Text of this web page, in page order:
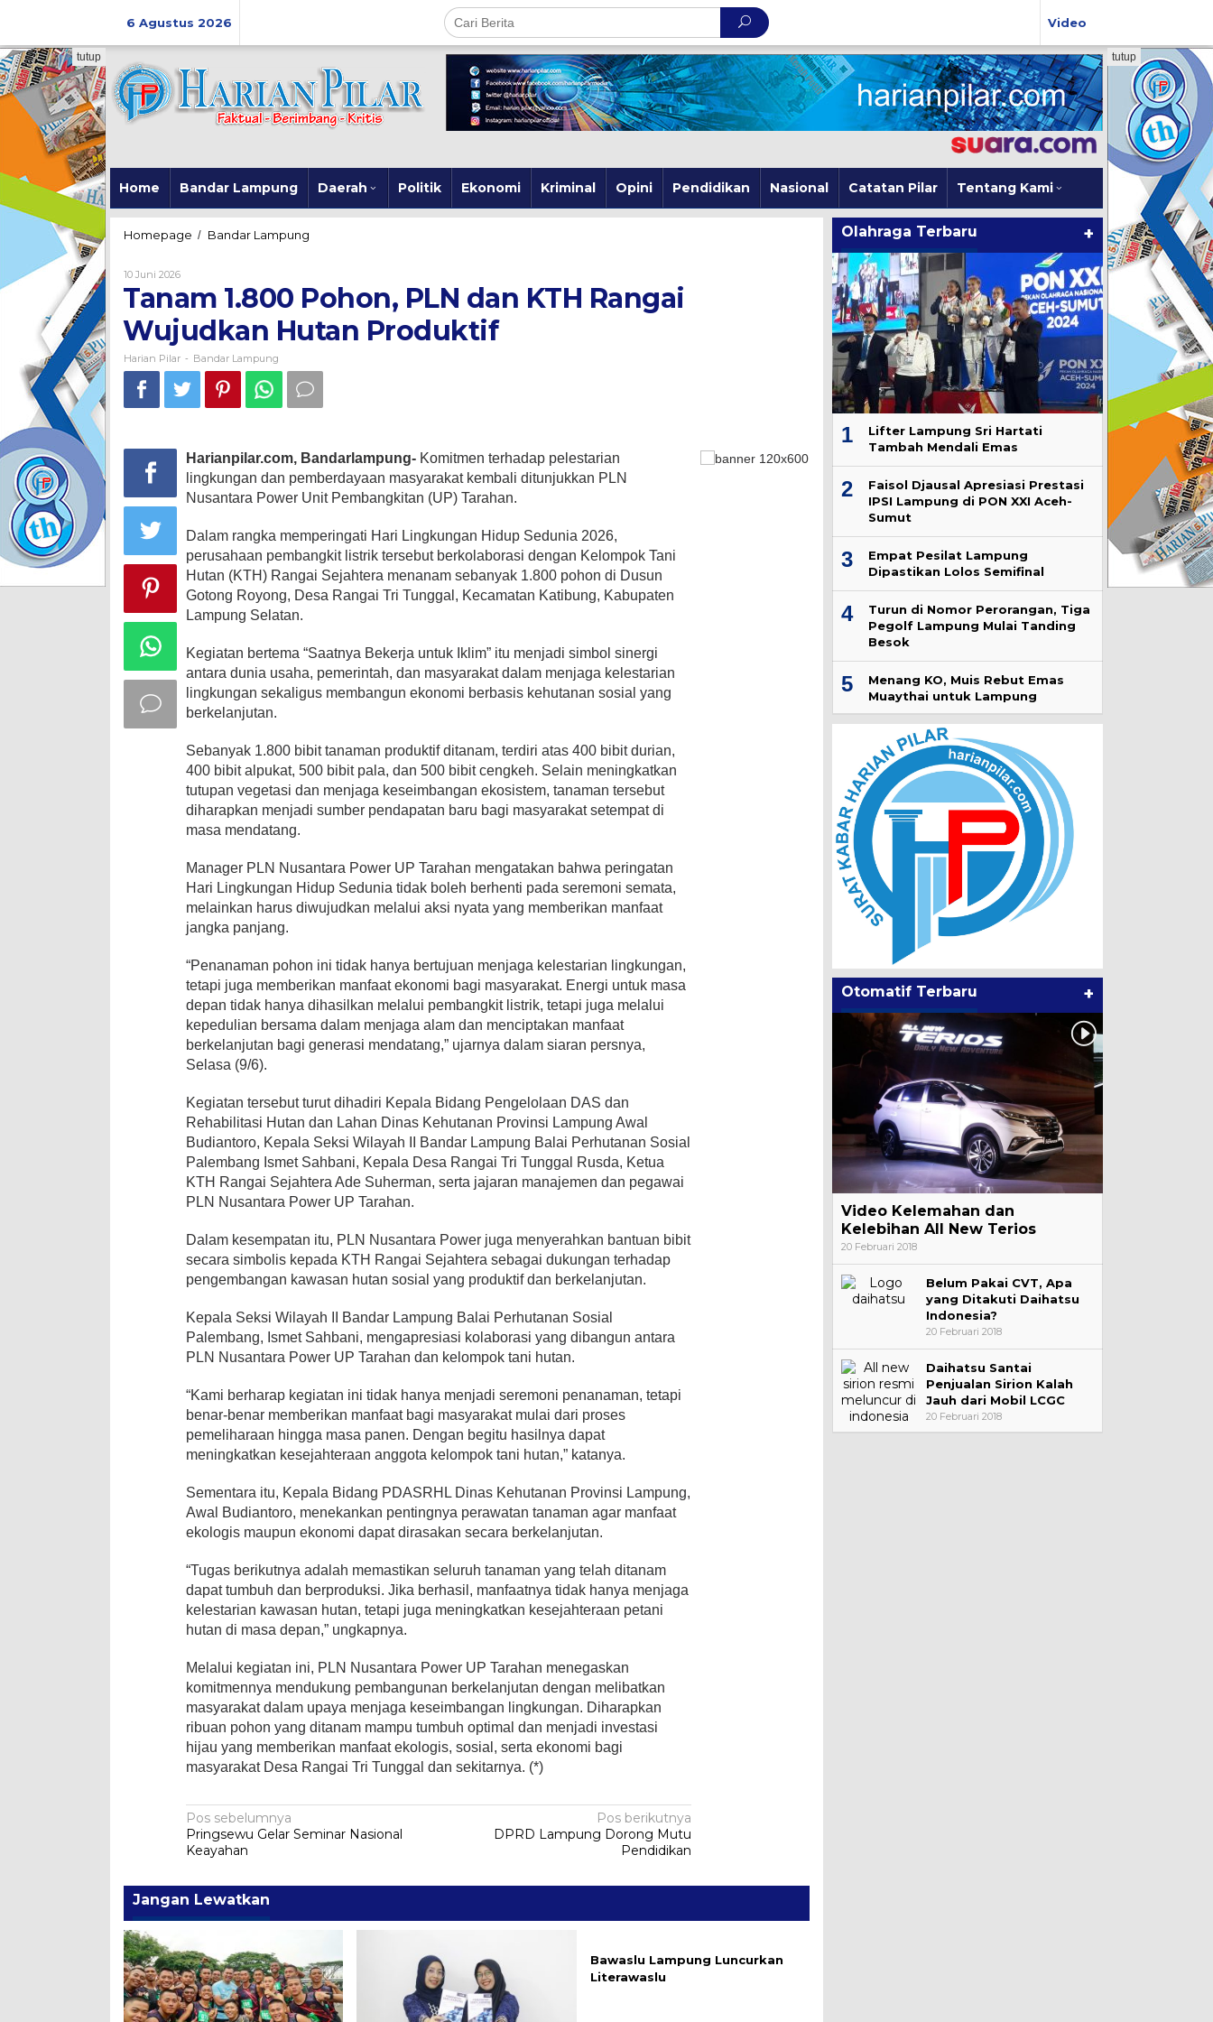
6 Agustus 2026 Video
Home Bandar Lampung Daerah Politik Ekonomi Kriminal Opini Pendidikan Nasional Catatan Pilar Tentang Kami
tutup tutup
Homepage / Bandar Lampung
dan
Rangai
Produktif
10 Juni 2026Oleh
Pilar
Tanam 1.800 Pohon, PLN dan KTH Rangai
Wujudkan Hutan Produktif
Harian Pilar - Bandar Lampung
Harianpilar.com, Bandarlampung- Komitmen terhadap pelestarian
lingkungan dan pemberdayaan masyarakat kembali ditunjukkan PLN
Nusantara Power Unit Pembangkitan (UP) Tarahan.
Dalam rangka memperingati Hari Lingkungan Hidup Sedunia 2026,
perusahaan pembangkit listrik tersebut berkolaborasi dengan Kelompok Tani
Hutan (KTH) Rangai Sejahtera menanam sebanyak 1.800 pohon di Dusun
Gotong Royong, Desa Rangai Tri Tunggal, Kecamatan Katibung, Kabupaten
Lampung Selatan.
Kegiatan bertema “Saatnya Bekerja untuk Iklim” itu menjadi simbol sinergi
antara dunia usaha, pemerintah, dan masyarakat dalam menjaga kelestarian
lingkungan sekaligus membangun ekonomi berbasis kehutanan sosial yang
berkelanjutan.
Sebanyak 1.800 bibit tanaman produktif ditanam, terdiri atas 400 bibit durian,
400 bibit alpukat, 500 bibit pala, dan 500 bibit cengkeh. Selain meningkatkan
tutupan vegetasi dan menjaga keseimbangan ekosistem, tanaman tersebut
diharapkan menjadi sumber pendapatan baru bagi masyarakat setempat di
masa mendatang.
Manager PLN Nusantara Power UP Tarahan mengatakan bahwa peringatan
Hari Lingkungan Hidup Sedunia tidak boleh berhenti pada seremoni semata,
melainkan harus diwujudkan melalui aksi nyata yang memberikan manfaat
jangka panjang.
“Penanaman pohon ini tidak hanya bertujuan menjaga kelestarian lingkungan,
tetapi juga memberikan manfaat ekonomi bagi masyarakat. Energi untuk masa
depan tidak hanya dihasilkan melalui pembangkit listrik, tetapi juga melalui
kepedulian bersama dalam menjaga alam dan menciptakan manfaat
berkelanjutan bagi generasi mendatang,” ujarnya dalam siaran persnya,
Selasa (9/6).
Kegiatan tersebut turut dihadiri Kepala Bidang Pengelolaan DAS dan
Rehabilitasi Hutan dan Lahan Dinas Kehutanan Provinsi Lampung Awal
Budiantoro, Kepala Seksi Wilayah II Bandar Lampung Balai Perhutanan Sosial
Palembang Ismet Sahbani, Kepala Desa Rangai Tri Tunggal Rusda, Ketua
KTH Rangai Sejahtera Ade Suherman, serta jajaran manajemen dan pegawai
PLN Nusantara Power UP Tarahan.
Dalam kesempatan itu, PLN Nusantara Power juga menyerahkan bantuan bibit
secara simbolis kepada KTH Rangai Sejahtera sebagai dukungan terhadap
pengembangan kawasan hutan sosial yang produktif dan berkelanjutan.
Kepala Seksi Wilayah II Bandar Lampung Balai Perhutanan Sosial
Palembang, Ismet Sahbani, mengapresiasi kolaborasi yang dibangun antara
PLN Nusantara Power UP Tarahan dan kelompok tani hutan.
“Kami berharap kegiatan ini tidak hanya menjadi seremoni penanaman, tetapi
benar-benar memberikan manfaat bagi masyarakat mulai dari proses
pemeliharaan hingga masa panen. Dengan begitu hasilnya dapat
meningkatkan kesejahteraan anggota kelompok tani hutan,” katanya.
Sementara itu, Kepala Bidang PDASRHL Dinas Kehutanan Provinsi Lampung,
Awal Budiantoro, menekankan pentingnya perawatan tanaman agar manfaat
ekologis maupun ekonomi dapat dirasakan secara berkelanjutan.
“Tugas berikutnya adalah memastikan seluruh tanaman yang telah ditanam
dapat tumbuh dan berproduksi. Jika berhasil, manfaatnya tidak hanya menjaga
kelestarian kawasan hutan, tetapi juga meningkatkan kesejahteraan petani
hutan di masa depan,” ungkapnya.
Melalui kegiatan ini, PLN Nusantara Power UP Tarahan menegaskan
komitmennya mendukung pembangunan berkelanjutan dengan melibatkan
masyarakat dalam upaya menjaga keseimbangan lingkungan. Diharapkan
ribuan pohon yang ditanam mampu tumbuh optimal dan menjadi investasi
hijau yang memberikan manfaat ekologis, sosial, serta ekonomi bagi
masyarakat Desa Rangai Tri Tunggal dan sekitarnya. (*)
Navigasi
pos
Pos sebelumnya
Pringsewu Gelar Seminar Nasional
Keayahan
Pos berikutnya
DPRD Lampung Dorong Mutu
Pendidikan
Jangan Lewatkan
Bawaslu Lampung Luncurkan
Literawaslu
Olahraga Terbaru +
1
Lifter Lampung Sri Hartati
Tambah Mendali Emas
2
Faisol Djausal Apresiasi Prestasi
IPSI Lampung di PON XXI Aceh-
Sumut
3
Empat Pesilat Lampung
Dipastikan Lolos Semifinal
4
Turun di Nomor Perorangan, Tiga
Pegolf Lampung Mulai Tanding
Besok
5
Menang KO, Muis Rebut Emas
Muaythai untuk Lampung
Otomatif Terbaru +
Video Kelemahan dan
Kelebihan All New Terios
20 Februari 2018
Belum Pakai CVT, Apa
yang Ditakuti Daihatsu
Indonesia?
20 Februari 2018
Daihatsu Santai
Penjualan Sirion Kalah
Jauh dari Mobil LCGC
20 Februari 2018